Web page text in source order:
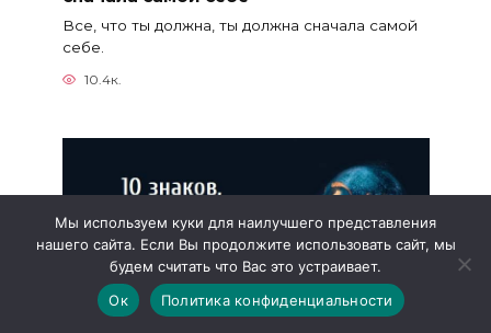
Все, что ты должна, ты должна сначала самой
себе.
10.4к.
Мы используем куки для наилучшего представления
нашего сайта. Если Вы продолжите использовать сайт, мы
будем считать что Вас это устраивает.
Ок
Политика конфиденциальности